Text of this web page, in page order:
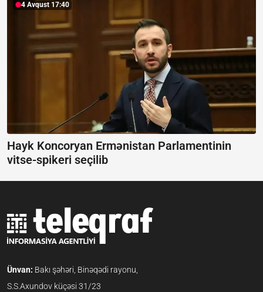
4 Avqust 17:40
Hayk Koncoryan Ermənistan Parlamentinin
vitse-spikeri seçilib
Ünvan: Bakı şəhəri, Binəqədi rayonu,
S.S.Axundov küçəsi 31/23